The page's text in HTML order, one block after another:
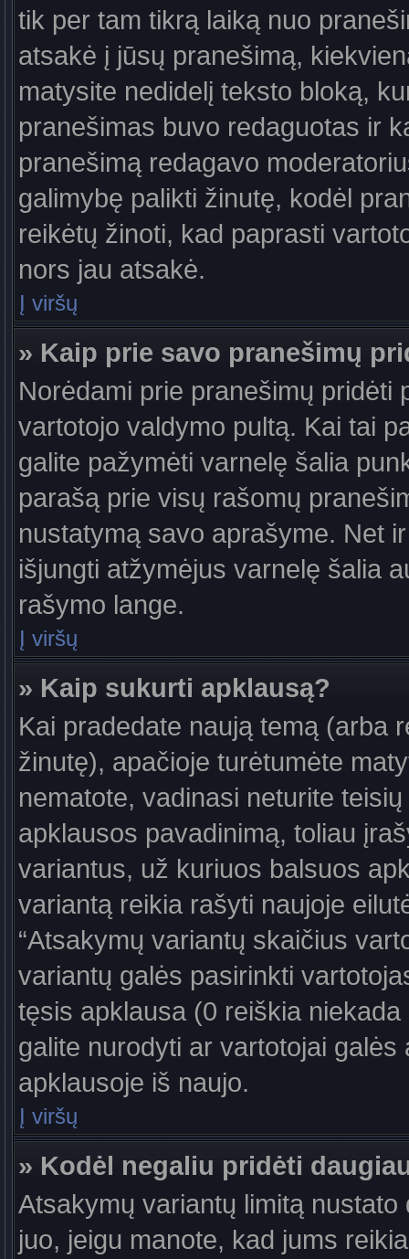
tik per tam tikrą laiką nuo
atsakė į jūsų pranešimą,
matysite nedidelį teksto bloką,
pranešimas buvo redaguotas ir
pranešimą redagavo
galimybę palikti žinutę, kodėl
reikėtų žinoti, kad paprasti
nors jau atsakė.
Į viršų
» Kaip prie savo pranešimų
Norėdami prie pranešimų pridėti
vartotojo valdymo pultą. Kai tai
galite pažymėti varnelę šalia
parašą prie visų rašomų
nustatymą savo aprašyme. Net
išjungti atžymėjus varnelę šalia
rašymo lange.
Į viršų
» Kaip sukurti apklausą?
Kai pradedate naują temą (arba
žinutę), apačioje turėtumėte
nematote, vadinasi neturite
apklausos pavadinimą, toliau
variantus, už kuriuos balsuos
variantą reikia rašyti naujoje
“Atsakymų variantų skaičius
variantų galės pasirinkti
tęsis apklausa (0 reiškia
galite nurodyti ar vartotojai
apklausoje iš naujo.
Į viršų
» Kodėl negaliu pridėti
Atsakymų variantų limitą
juo, jeigu manote, kad jums